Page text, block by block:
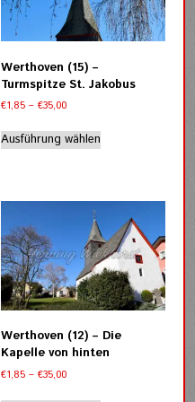
können
auf
gewählt
Werthoven (15) –
Turmspitze St. Jakobus
€1,85 – €35,00Preisspanne:
bis
€35,00
Ausführung wählen
Dieses
Produkt
Varianten
Die
Optionen
können
auf
der
gewählt
werden
Werthoven (12) – Die
Kapelle von hinten
€1,85 – €35,00Preisspanne: